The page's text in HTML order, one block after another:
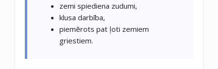
zemi spiediena zudumi,
klusa darbība,
piemērots pat ļoti zemiem
griestiem.